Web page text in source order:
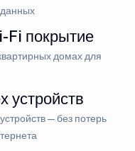
Fi покрытие
домах для
устройств
— без потерь